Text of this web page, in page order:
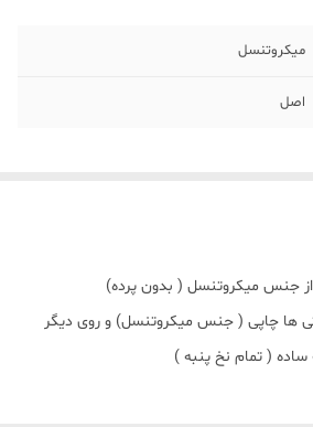
میکروتنسل
اصل
جنس میکروتنسل ( بدون پرده)
ها چاپی ( جنس میکروتنسل) و روی دیگر
ساده ( تمام نخ پنبه )